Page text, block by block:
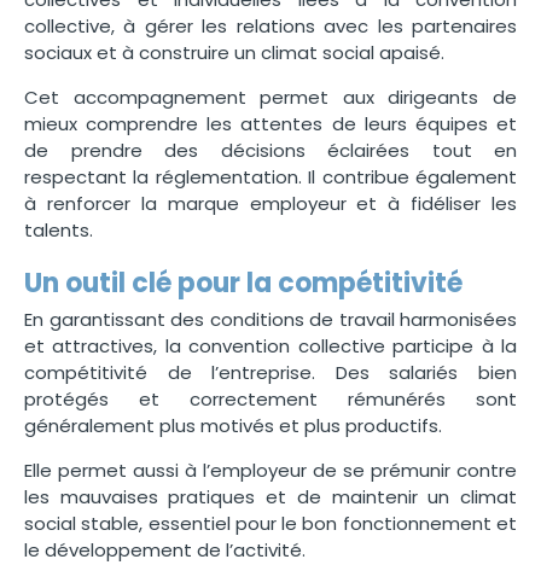
collective, à gérer les relations avec les partenaires
sociaux et à construire un climat social apaisé.
Cet accompagnement permet aux dirigeants de
mieux comprendre les attentes de leurs équipes et
de prendre des décisions éclairées tout en
respectant la réglementation. Il contribue également
à renforcer la marque employeur et à fidéliser les
talents.
Un outil clé pour la compétitivité
En garantissant des conditions de travail harmonisées
et attractives, la convention collective participe à la
compétitivité de l’entreprise. Des salariés bien
protégés et correctement rémunérés sont
généralement plus motivés et plus productifs.
Elle permet aussi à l’employeur de se prémunir contre
les mauvaises pratiques et de maintenir un climat
social stable, essentiel pour le bon fonctionnement et
le développement de l’activité.